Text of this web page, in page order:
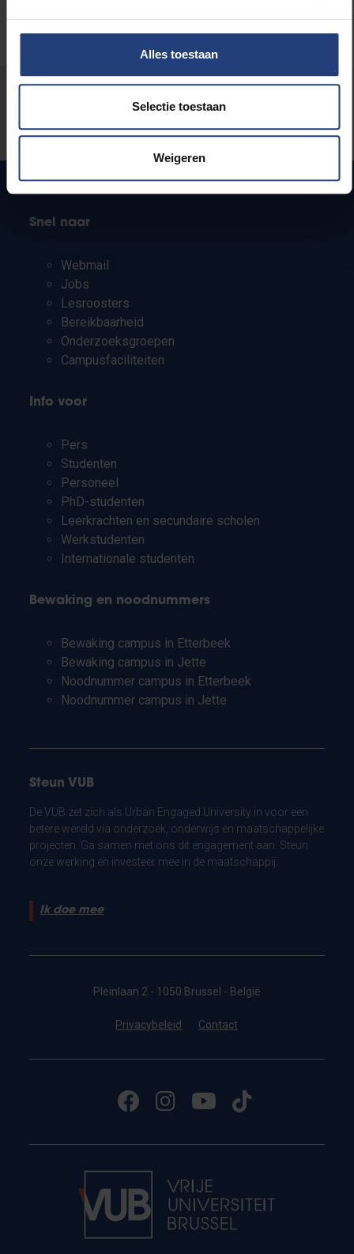
Alles toestaan
Selectie toestaan
Weigeren
Laat het ons weten
Snel naar
Webmail
Jobs
Lesroosters
Bereikbaarheid
Onderzoeksgroepen
Campusfaciliteiten
Info voor
Pers
Studenten
Personeel
PhD-studenten
Leerkrachten en secundaire scholen
Werkstudenten
Internationale studenten
Bewaking en noodnummers
Bewaking campus in Etterbeek
Bewaking campus in Jette
Noodnummer campus in Etterbeek
Noodnummer campus in Jette
Steun VUB
De VUB zet zich als Urban Engaged University in voor een
betere wereld via onderzoek, onderwijs en maatschappelijke
projecten. Ga samen met ons dit engagement aan. Steun
onze werking en investeer mee in de maatschappij.
Ik doe mee
Pleinlaan 2 - 1050 Brussel - België
Privacybeleid Contact